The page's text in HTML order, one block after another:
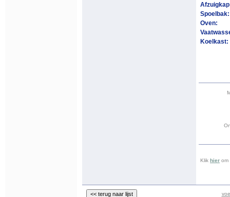
Oven:
Koelkast:
Klik hier om